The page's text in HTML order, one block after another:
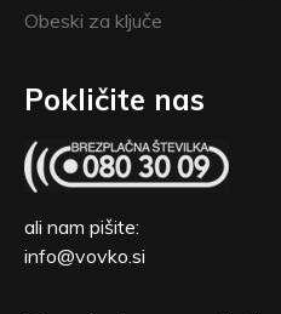
Obeski za ključe
Pokličite nas
ali nam pišite:
info@vovko.si